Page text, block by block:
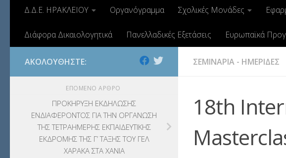
Δ.Δ.Ε. ΗΡΑΚΛΕΙΟΥ Οργανόγραμμα Σχολικές Μονάδες
Διάφορα Δικαιολογητικά Πανελλαδικές Εξετάσεις Ευρωπαϊκά
ΣΕΜΙΝΑΡΙΑ - ΗΜΕΡΙΔΕΣ
18th
ΑΚΟΛΟΥΘΉΣΤΕ:
ΕΠΌΜΕΝΟ ΆΡΘΡΟ
ΠΡΟΚΗΡΥΞΗ ΕΚΔΗΛΩΣΗΣ
ΕΝΔΙΑΦΕΡΟΝΤΟΣ ΓΙΑ ΤΗΝ ΟΡΓΑΝΩΣΗ
ΤΗΣ ΤΕΤΡΑΗΜΕΡΗΣ ΕΚΠΑΙΔΕΥΤΙΚΗΣ
ΕΚΔΡΟΜΗΣ ΤΗΣ Γ’ ΤΑΞΗΣ ΤΟΥ ΓΕΛ
ΧΑΡΑΚΑ ΣΤΑ ΧΑΝΙΑ
ΚΠγ – ΚΡΑΤΙΚΟ ΠΙΣΤΟΠΟΙΗΤΙΚΟ
ΚΠπ- ΚΡΑΤΙΚΟ ΠΙΣΤΟΠΟΙΗΤΙΚΟ
ΠΛΗΡΟΦΟΡΙΚΗΣ(12)
ΛΟΙΠΑ(309)